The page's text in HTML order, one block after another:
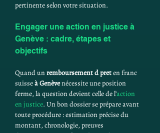
pertinente selon votre situation.
Engager une action en justice à
Genève : cadre, étapes et
objectifs
Quand un remboursement d pret en franc
suisse à Genève nécessite une position
ferme, la question devient celle de l’action
en justice. Un bon dossier se prépare avant
toute procédure : estimation précise du
montant, chronologie, preuves